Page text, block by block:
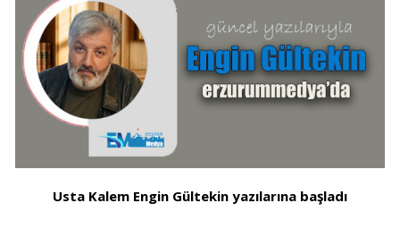
Usta Kalem Engin Gültekin yazılarına başladı